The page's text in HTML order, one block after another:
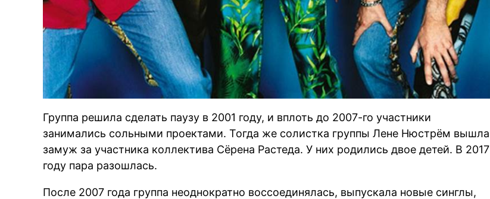
Группа решила сделать паузу в 2001 году, и вплоть до 2007-го участники
занимались сольными проектами. Тогда же солистка группы Лене Нюстрём вышла
замуж за участника коллектива Сёрена Растеда. У них родились двое детей. В 2017
году пара разошлась.
После 2007 года группа неоднократно воссоединялась, выпускала новые синглы,